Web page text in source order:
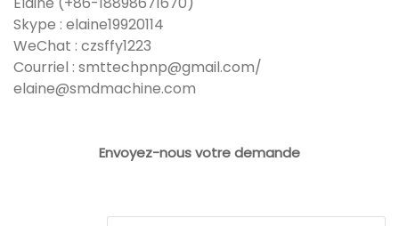
Skype : elaine19920114
WeChat : czsffy1223
Courriel : smttechpnp@gmail.com/
elaine@smdmachine.com
Envoyez-nous votre demande